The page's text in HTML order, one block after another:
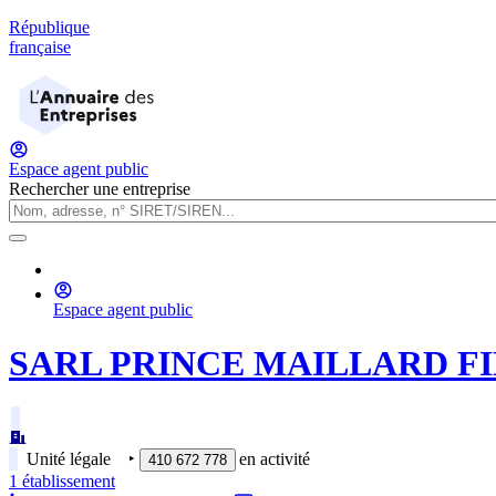
République
française
Espace agent public
Rechercher une entreprise
Espace agent public
SARL PRINCE MAILLARD
Unité légale ‣ 410 672 778
en activité
1 établissement